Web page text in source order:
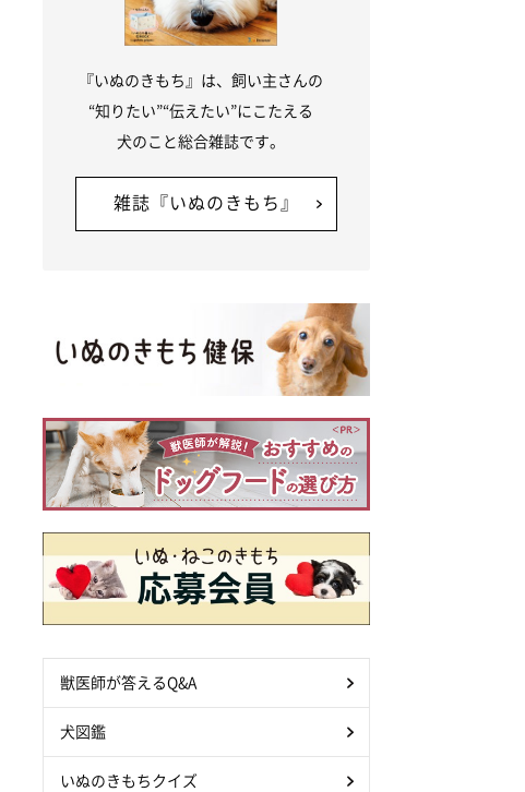
『いぬのきもち』は、飼い主さんの
“知りたい”“伝えたい”にこたえる
犬のこと総合雑誌です。
雑誌『いぬのきもち』
獣医師が答えるQ&A
犬図鑑
いぬのきもちクイズ